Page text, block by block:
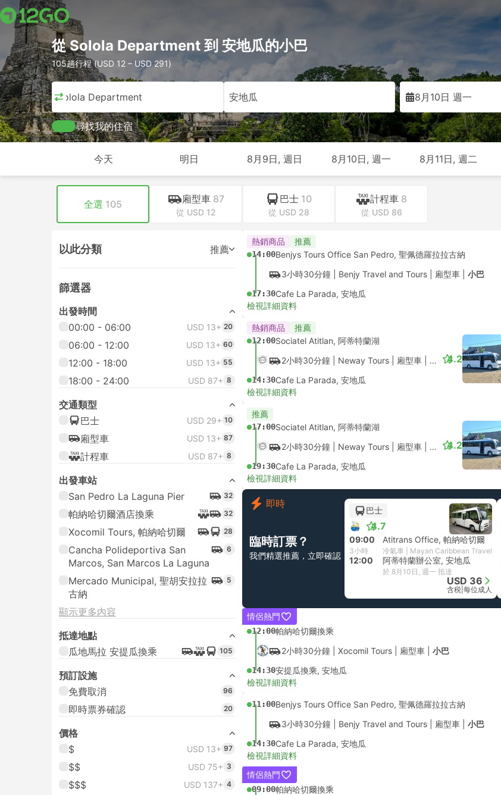
從 Solola Department 到 安地瓜的小巴
105趟行程 (USD 12 – USD 291)
Solola Department 安地瓜 8月10日 週一
尋找我的住宿
今天 明日 8月9日, 週日 8月10日, 週一 8月11日, 週二
全選 105 廂型車 87
從 USD 12
巴士 10
從 USD 28
計程車 8
從 USD 86
以此分類 推薦
篩選器
出發時間
00:00 - 06:00
USD 13+ 20
06:00 - 12:00 USD 13+ 60
12:00 - 18:00 USD 13+ 55
18:00 - 24:00 USD 87+ 8
交通類型
巴士
USD 29+ 10
廂型車 USD 13+ 87
計程車 USD 87+ 8
出發車站
San Pedro La Laguna Pier
32
帕納哈切爾酒店換乘 32
Xocomil Tours, 帕納哈切爾 28
Cancha Polideportiva San
Marcos, San Marcos La Laguna
6
Mercado Municipal, 聖胡安拉拉
古納
5
顯示更多內容
抵達地點
瓜地馬拉 安提瓜換乘
105
預訂設施
免費取消
96
即時票券確認 20
價格
$
USD 13+ 97
$$ USD 75+ 3
$$$ USD 137+ 4
熱銷商品 推薦
14:00Benjys Tours Office San Pedro, 聖佩德羅拉拉古納
3小時30分鐘 | Benjy Travel and Tours 廂型車 小巴
17:30Cafe La Parada, 安地瓜
檢視詳細資料
熱銷商品 推薦
12:00Sociatel Atitlan, 阿蒂特蘭湖
2小時30分鐘 | Neway Tours 廂型車 小巴
14:30Cafe La Parada, 安地瓜
4.2
檢視詳細資料
推薦
17:00Sociatel Atitlan, 阿蒂特蘭湖
2小時30分鐘 | Neway Tours 廂型車 小巴
19:30Cafe La Parada, 安地瓜
4.2
檢視詳細資料
即時
臨時訂票？
我們精選推薦，立即確認
巴士
4.7
09:00 Atitrans Office, 帕納哈切爾
3小時 冷氣車 | Mayan Caribbean Travel
12:00 阿蒂特蘭辦公室, 安地瓜
於 8月10日, 週一 抵達
USD 36
含税 每位成人
情侶熱門
12:00帕納哈切爾換乘
2小時30分鐘 | Xocomil Tours 廂型車 小巴
14:30安提瓜換乘, 安地瓜
檢視詳細資料
11:00Benjys Tours Office San Pedro, 聖佩德羅拉拉古納
3小時30分鐘 | Benjy Travel and Tours 廂型車 小巴
14:30Cafe La Parada, 安地瓜
檢視詳細資料
情侶熱門
09:00帕納哈切爾換乘